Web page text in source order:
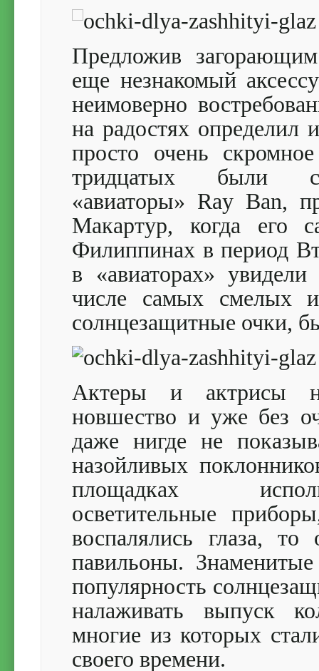
Предложив
еще незнакомый
неимоверно
на радостях определил
просто очень
тридцатых были
«авиаторы» Ray Ban,
Макартур, когда его
Филиппинах в период
в «авиаторах»
числе самых смелых
солнцезащитные очки,
Актеры и актрисы
новшество и уже без
даже нигде не
назойливых
площадках
осветительные
воспалялись глаза,
павильоны.
популярность
налаживать выпуск
многие из которых
своего времени.